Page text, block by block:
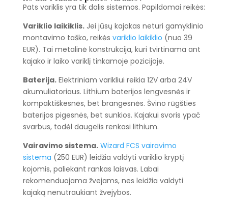
Pats variklis yra tik dalis sistemos. Papildomai reikės:
Variklio laikiklis.Jei jūsų kajakas neturi gamyklinio
montavimo taško, reikės variklio laikiklio (nuo 39
EUR). Tai metalinė konstrukcija, kuri tvirtinama ant
kajako ir laiko variklį tinkamoje pozicijoje.
Baterija.Elektriniam varikliui reikia 12V arba 24V
akumuliatoriaus. Lithium baterijos lengvesnės ir
kompaktiškesnės, bet brangesnės. Švino rūgšties
baterijos pigesnės, bet sunkios. Kajakui svoris ypač
svarbus, todėl daugelis renkasi lithium.
Vairavimo sistema. Wizard FCS vairavimo
sistema (250 EUR) leidžia valdyti variklio kryptį
kojomis, paliekant rankas laisvas. Labai
rekomenduojama žvejams, nes leidžia valdyti
kajaką nenutraukiant žvejybos.